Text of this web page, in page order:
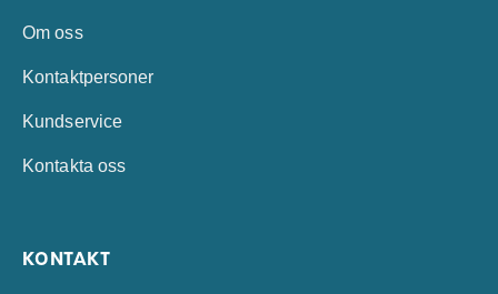
Om oss
Kontaktpersoner
Kundservice
Kontakta oss
KONTAKT